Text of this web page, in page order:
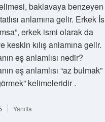
baklavaya
anlamına gelir. Erkek
erkek ismi olarak da
keskin kılış anlamına gelir.
eş anlamlısı nedir?
eş anlamlısı “az bulmak”
kelimeleridir .
Yanıtla